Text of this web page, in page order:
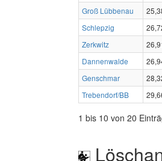
Groß Lübbenau
Schlepzig
Zerkwitz
Dannenwalde
Genschmar
Trebendorf/BB
1 bis 10 von 20